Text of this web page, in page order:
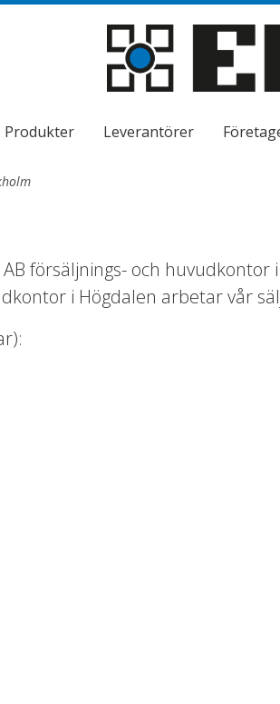
Produkter Leverantörer
försäljnings- och huvudkontor
i Högdalen arbetar vår